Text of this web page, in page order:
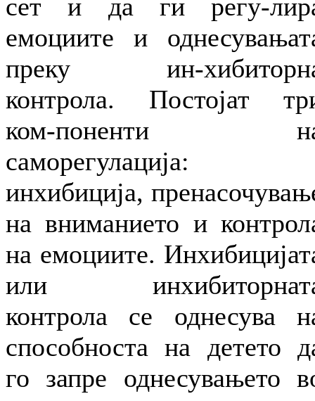
сет и да ги регу-
емоциите и
преку ин-
контрола. Постојат
ком-поненти
саморегулација:
инхибиција,
на вниманието и
на емоциите.
или
контрола се однесува
способноста на детето
го запре однесувањето